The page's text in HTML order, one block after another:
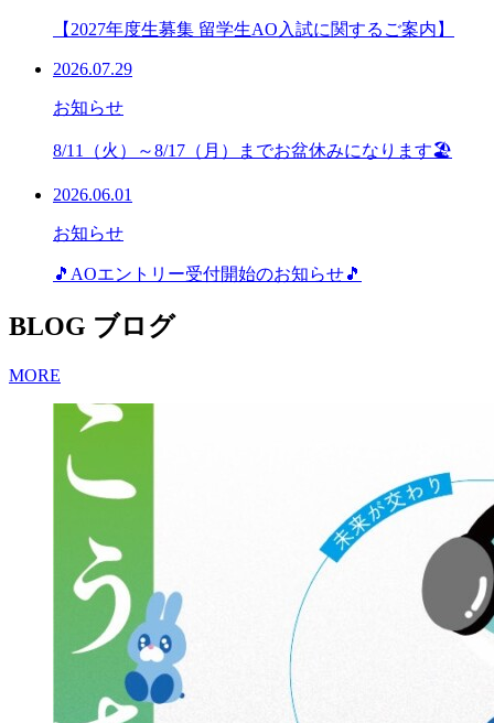
【2027年度生募集 留学生AO入試に関するご案内】
2026.07.29
お知らせ
8/11（火）～8/17（月）までお盆休みになります🏖
2026.06.01
お知らせ
🎵AOエントリー受付開始のお知らせ🎵
BLOG ブログ
MORE